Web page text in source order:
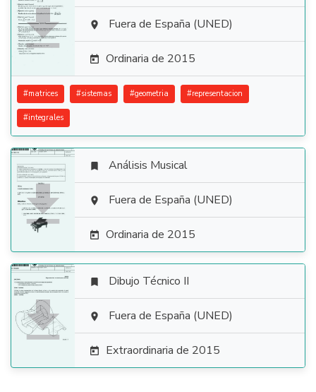
  Fuera de España (UNED)
 Ordinaria de 2015
#matrices #sistemas #geometria #representacion
#integrales

 Análisis Musical
 Fuera de España (UNED)
 Ordinaria de 2015

 Dibujo Técnico II
 Fuera de España (UNED)
 Extraordinaria de 2015